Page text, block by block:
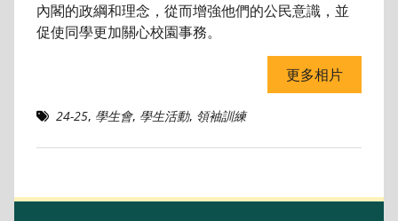
內閣的政綱和理念，從而增強他們的公民意識，並
促使同學更加關心校園事務。
更多相片
24-25, 學生會, 學生活動, 領袖訓練